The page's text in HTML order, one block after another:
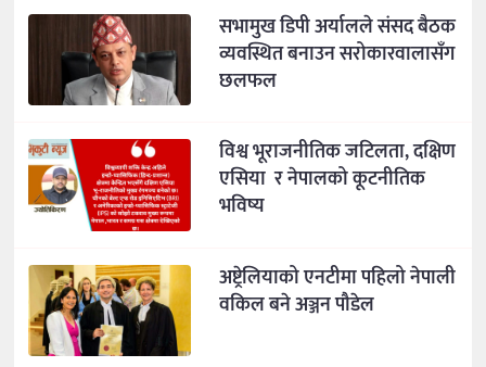
सभामुख डिपी अर्यालले संसद बैठक
व्यवस्थित बनाउन सरोकारवालासँग
छलफल
विश्व भूराजनीतिक जटिलता, दक्षिण
एसिया र नेपालको कूटनीतिक
भविष्य
अष्ट्रेलियाको एनटीमा पहिलो नेपाली
वकिल बने अञ्जन पौडेल